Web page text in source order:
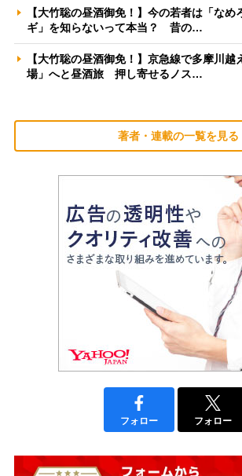
【大竹聡の昼酒御免！】今の若者は「なめ
ギ」を知らないって本当？ 昔の…
【大竹聡の昼酒御免！】京急線で多摩川越
場」へと昼酒旅 押し寄せるノス…
著者・連載の一覧を見る
フォロー フォロー